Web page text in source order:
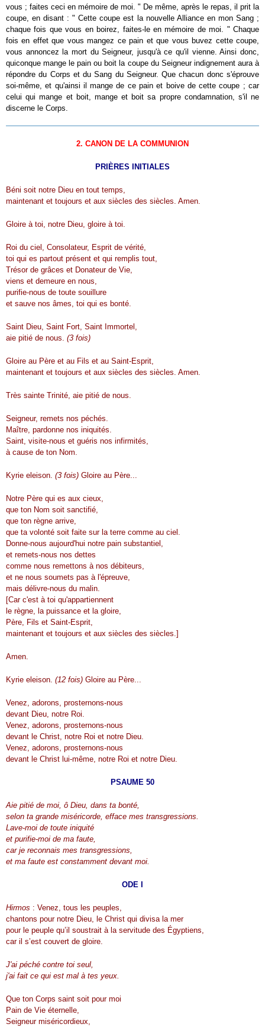
vous ; faites ceci en mémoire de moi. " De même, après le repas, il prit la
coupe, en disant : " Cette coupe est la nouvelle Alliance en mon Sang ;
chaque fois que vous en boirez, faites-le en mémoire de moi. " Chaque
fois en effet que vous mangez ce pain et que vous buvez cette coupe,
vous annoncez la mort du Seigneur, jusqu'à ce qu'il vienne. Ainsi donc,
quiconque mange le pain ou boit la coupe du Seigneur indignement aura à
répondre du Corps et du Sang du Seigneur. Que chacun donc s'éprouve
soi-même, et qu'ainsi il mange de ce pain et boive de cette coupe ; car
celui qui mange et boit, mange et boit sa propre condamnation, s'il ne
discerne le Corps.
2. CANON DE LA COMMUNION
PRIÈRES INITIALES
Béni soit notre Dieu en tout temps,
maintenant et toujours et aux siècles des siècles. Amen.
Gloire à toi, notre Dieu, gloire à toi.
Roi du ciel, Consolateur, Esprit de vérité,
toi qui es partout présent et qui remplis tout,
Trésor de grâces et Donateur de Vie,
viens et demeure en nous,
purifie-nous de toute souillure
et sauve nos âmes, toi qui es bonté.
Saint Dieu, Saint Fort, Saint Immortel,
aie pitié de nous. (3 fois)
Gloire au Père et au Fils et au Saint-Esprit,
maintenant et toujours et aux siècles des siècles. Amen.
Très sainte Trinité, aie pitié de nous.
Seigneur, remets nos péchés.
Maître, pardonne nos iniquités.
Saint, visite-nous et guéris nos infirmités,
à cause de ton Nom.
Kyrie eleison. (3 fois) Gloire au Père...
Notre Père qui es aux cieux,
que ton Nom soit sanctifié,
que ton règne arrive,
que ta volonté soit faite sur la terre comme au ciel.
Donne-nous aujourd'hui notre pain substantiel,
et remets-nous nos dettes
comme nous remettons à nos débiteurs,
et ne nous soumets pas à l'épreuve,
mais délivre-nous du malin.
[Car c'est à toi qu'appartiennent
le règne, la puissance et la gloire,
Père, Fils et Saint-Esprit,
maintenant et toujours et aux siècles des siècles.]
Amen.
Kyrie eleison. (12 fois) Gloire au Père...
Venez, adorons, prosternons-nous
devant Dieu, notre Roi.
Venez, adorons, prosternons-nous
devant le Christ, notre Roi et notre Dieu.
Venez, adorons, prosternons-nous
devant le Christ lui-même, notre Roi et notre Dieu.
PSAUME 50
Aie pitié de moi, ô Dieu, dans ta bonté,
selon ta grande miséricorde, efface mes transgressions.
Lave-moi de toute iniquité
et purifie-moi de ma faute,
car je reconnais mes transgressions,
et ma faute est constamment devant moi.
ODE I
Hirmos : Venez, tous les peuples,
chantons pour notre Dieu, le Christ qui divisa la mer
pour le peuple qu’il soustrait à la servitude des Égyptiens,
car il s’est couvert de gloire.
J'ai péché contre toi seul,
j'ai fait ce qui est mal à tes yeux.
Que ton Corps saint soit pour moi
Pain de Vie éternelle,
Seigneur miséricordieux,